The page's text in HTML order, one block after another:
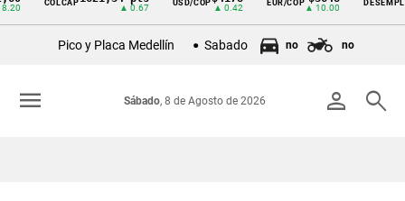
Cintillo
Colombia
COLCAP USD/COP
▲ 0.42
EUR/COP
▲ 10.00
DESEMPLEO
▼
Pico y Placa Medellín Sabado no no
person search
Sábado, 8 de Agosto de 2026
menu